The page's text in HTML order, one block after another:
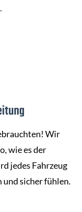
Wir
wie es der
jedes Fahrzeug
sicher fühlen.